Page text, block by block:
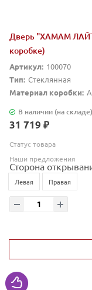
Дверь "ХАМАМ
коробке)
Артикул: 100070
Тип: Стеклянная
Материал коробки:
В наличии (на складе)
31 719 ₽
Статус товара
Наши предложения
Сторона
Левая Правая